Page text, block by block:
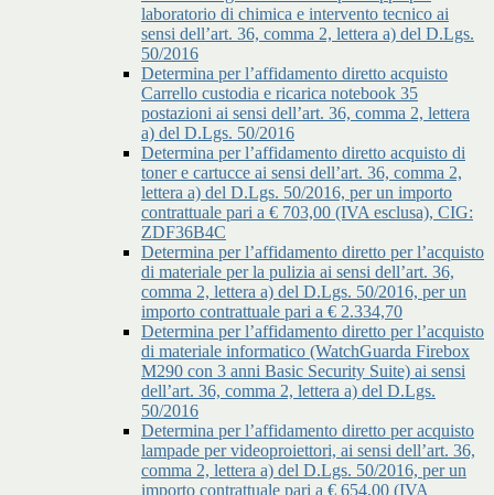
laboratorio di chimica e intervento tecnico ai
sensi dell’art. 36, comma 2, lettera a) del D.Lgs.
50/2016
Determina per l’affidamento diretto acquisto
Carrello custodia e ricarica notebook 35
postazioni ai sensi dell’art. 36, comma 2, lettera
a) del D.Lgs. 50/2016
Determina per l’affidamento diretto acquisto di
toner e cartucce ai sensi dell’art. 36, comma 2,
lettera a) del D.Lgs. 50/2016, per un importo
contrattuale pari a € 703,00 (IVA esclusa), CIG:
ZDF36B4C
Determina per l’affidamento diretto per l’acquisto
di materiale per la pulizia ai sensi dell’art. 36,
comma 2, lettera a) del D.Lgs. 50/2016, per un
importo contrattuale pari a € 2.334,70
Determina per l’affidamento diretto per l’acquisto
di materiale informatico (WatchGuarda Firebox
M290 con 3 anni Basic Security Suite) ai sensi
dell’art. 36, comma 2, lettera a) del D.Lgs.
50/2016
Determina per l’affidamento diretto per acquisto
lampade per videoproiettori, ai sensi dell’art. 36,
comma 2, lettera a) del D.Lgs. 50/2016, per un
importo contrattuale pari a € 654,00 (IVA